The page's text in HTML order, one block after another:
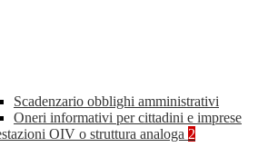
Scadenzario obblighi amministrativi
Oneri informativi per cittadini e imprese
OIV o struttura analoga 2